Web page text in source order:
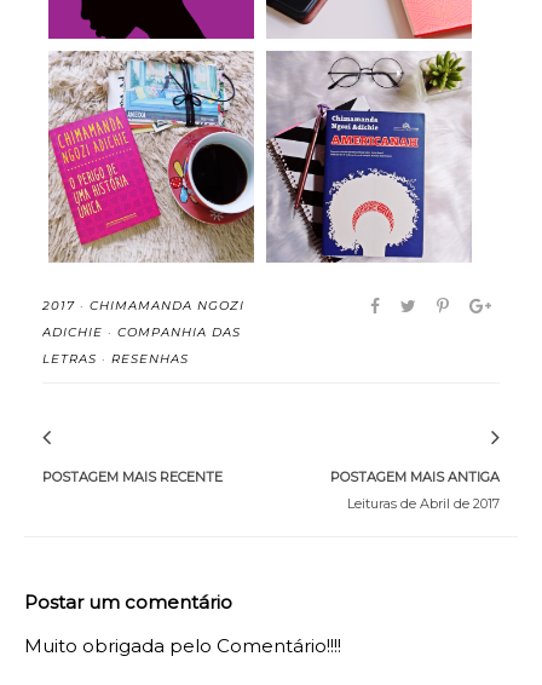
O Perigo de Uma
História Única - Ch...
Americanah -
Chimamanda Ngozi
Adich...
2017 · CHIMAMANDA NGOZI
ADICHIE · COMPANHIA DAS
LETRAS · RESENHAS
POSTAGEM MAIS RECENTE
POSTAGEM MAIS ANTIGA
Leituras de Abril de 2017
Postar um comentário
Muito obrigada pelo Comentário!!!!